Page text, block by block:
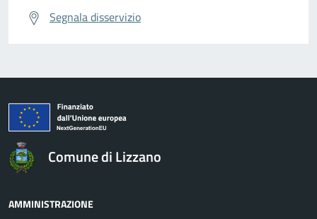
Segnala disservizio
Comune di Lizzano
AMMINISTRAZIONE